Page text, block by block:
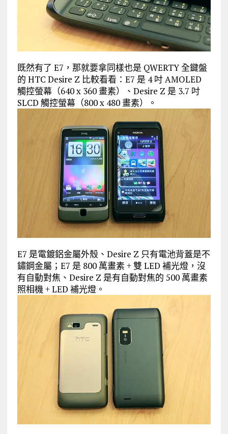
既然有了 E7，那就要拿同樣也是 QWERTY 全鍵盤
的 HTC Desire Z 比較看看：E7 是 4 吋 AMOLED
觸控螢幕（640 x 360 畫素）、Desire Z 是 3.7 吋
SLCD 觸控螢幕（800 x 480 畫素）。
E7 是電鍍鋁金屬外殼、Desire Z 只有電池背蓋是不
鏽鋼金屬；E7 是 800 萬畫素 + 雙 LED 補光燈，沒
有自動對焦、Desire Z 是有自動對焦的 500 萬畫素
照相機 + LED 補光燈。